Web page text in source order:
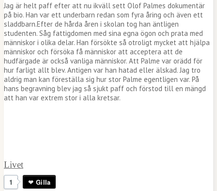
Jag är helt paff efter att nu ikväll sett Olof Palmes dokumentär
på bio. Han var ett underbarn redan som fyra åring och även ett
sladdbarn.Efter de hårda åren i skolan tog han äntligen
studenten. Såg fattigdomen med sina egna ögon och prata med
människor i olika delar. Han försökte så otroligt mycket att hjälpa
människor och försöka få människor att acceptera att de
hudfärgade är också vanliga människor. Att Palme var orädd för
hur farligt allt blev. Antigen var han hatad eller älskad. Jag tro
aldrig man kan föreställa sig hur stor Palme egentligen var. På
hans begravning blev jag så sjukt paff och förstod till en mängd
att han var extrem stor i alla kretsar.
Livet
1 Gilla